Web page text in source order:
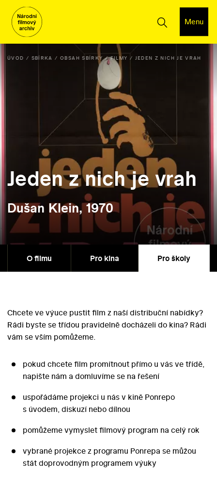
Menu
ÚVOD SBÍRKA OBSAH SBÍRKY FILMY JEDEN Z NICH JE VRAH
Jeden z nich je vrah
Dušan Klein, 1970
O filmu Pro kina Pro školy
Chcete ve výuce pustit film z naší distribuční nabídky?
Rádi byste se třídou pravidelně docházeli do kina? Rádi
vám se vším pomůžeme.
pokud chcete film promítnout přímo u vás ve třídě,
napište nám a domluvíme se na řešení
uspořádáme projekci u nás v kině Ponrepo
s úvodem, diskuzí nebo dílnou
pomůžeme vymyslet filmový program na celý rok
vybrané projekce z programu Ponrepa se můžou
stát doprovodným programem výuky